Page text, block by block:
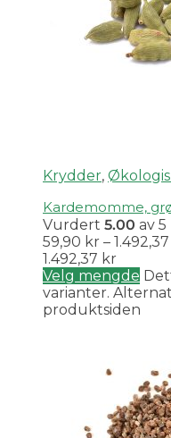
Krydder,
Kardemomme,
Vurdert 5.00 av 5
59,90 kr – 1.492,37
1.492,37 kr
Velg mengde
varianter.
produktsiden